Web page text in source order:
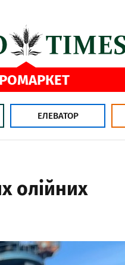
ЕЛЕВАТОР
олійних